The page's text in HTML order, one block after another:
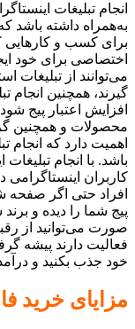
انجام تبلیغات
به‌همراه داشته باشد
برای کسب و کارهایی
اختصاصی برای خود
می‌توانند از تبلیغات
گیرند، همچنین انجام
افزایش اعتبار پیج
محصولات و همچنین
اهمیت دارد که انجام
باشد. با انجام
کاربران
افراد حتی اگر صفحه
پیج شما را دیده و
صورت می‌توانید از
فعالیت دارند پیشه
خود جذب بکنید و
مزایای خرید